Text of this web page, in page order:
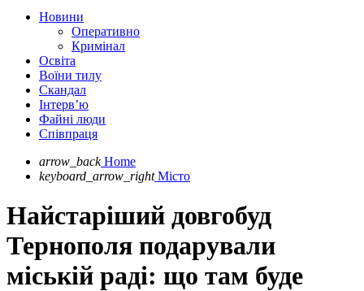
Новини
Оперативно
Кримінал
Освіта
Воїни тилу
Скандал
Інтерв’ю
Файні люди
Співпраця
arrow_back Home
keyboard_arrow_right Місто
Найстаріший довгобуд
Тернополя подарували
міській раді: що там буде